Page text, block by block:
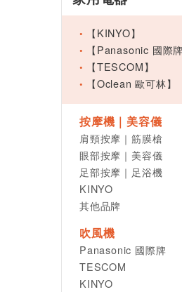
【KINYO】
【Panasonic 國際牌
【TESCOM】
【Oclean 歐可林】
按摩機｜美容儀
肩頸按摩｜筋膜槍
眼部按摩｜美容儀
足部按摩｜足浴機
KINYO
其他品牌
吹風機
Panasonic 國際牌
TESCOM
KINYO